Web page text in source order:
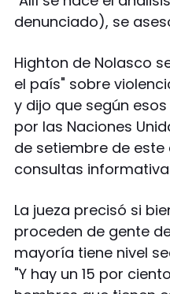
denunciado), se
Highton de Nolasco
el país" sobre
y dijo que según
por las Naciones
de setiembre de
consultas
La jueza precisó si
proceden de gente
mayoría tiene nivel
"Y hay un 15 por